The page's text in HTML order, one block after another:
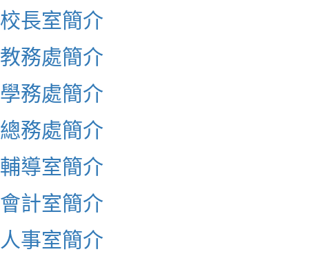
校長室簡介
教務處簡介
學務處簡介
總務處簡介
輔導室簡介
會計室簡介
人事室簡介